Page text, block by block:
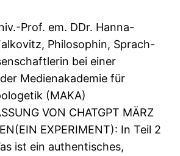
Prof. em. DDr. Hanna-
Philosophin, Sprach-
bei einer
Medienakademie für
(MAKA)
VON CHATGPT MÄRZ
EXPERIMENT): In Teil 2
ist ein authentisches,